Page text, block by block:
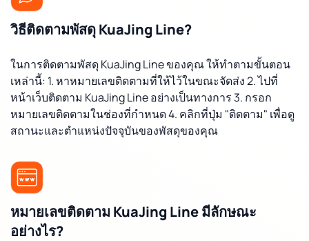
วิธีติดตามพัสดุ KuaJing Line?
ในการติดตามพัสดุ KuaJing Line ของคุณ ให้ทำตามขั้นตอน
เหล่านี้: 1. หาหมายเลขติดตามที่ให้ไว้ในขณะจัดส่ง 2. ไปที่
หน้าเว็บติดตาม KuaJing Line อย่างเป็นทางการ 3. กรอก
หมายเลขติดตามในช่องที่กำหนด 4. คลิกที่ปุ่ม "ติดตาม" เพื่อดู
สถานะและตำแหน่งปัจจุบันของพัสดุของคุณ
หมายเลขติดตาม KuaJing Line มีลักษณะ
อย่างไร?